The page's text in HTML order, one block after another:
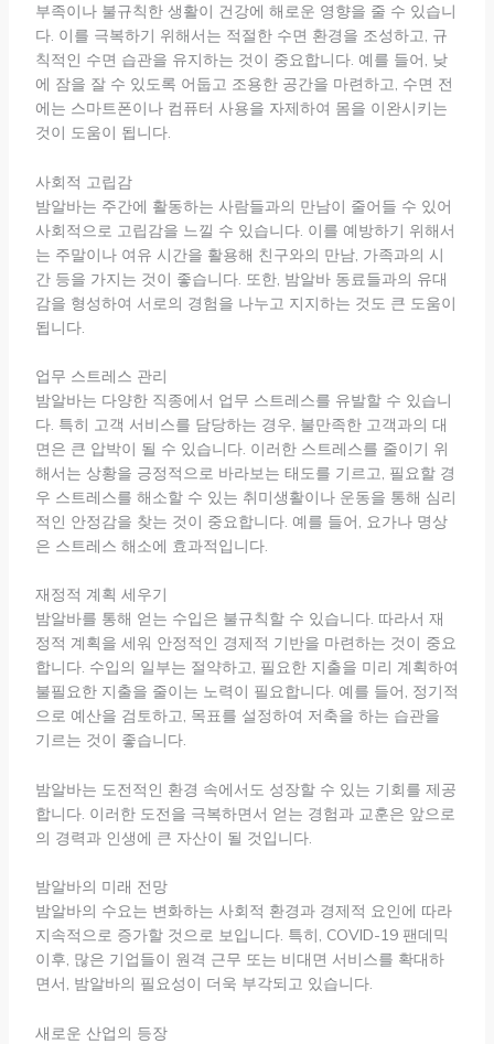
부족이나 불규칙한 생활이 건강에 해로운 영향을 줄 수 있습니
다. 이를 극복하기 위해서는 적절한 수면 환경을 조성하고, 규
칙적인 수면 습관을 유지하는 것이 중요합니다. 예를 들어, 낮
에 잠을 잘 수 있도록 어둡고 조용한 공간을 마련하고, 수면 전
에는 스마트폰이나 컴퓨터 사용을 자제하여 몸을 이완시키는
것이 도움이 됩니다.
사회적 고립감
밤알바는 주간에 활동하는 사람들과의 만남이 줄어들 수 있어
사회적으로 고립감을 느낄 수 있습니다. 이를 예방하기 위해서
는 주말이나 여유 시간을 활용해 친구와의 만남, 가족과의 시
간 등을 가지는 것이 좋습니다. 또한, 밤알바 동료들과의 유대
감을 형성하여 서로의 경험을 나누고 지지하는 것도 큰 도움이
됩니다.
업무 스트레스 관리
밤알바는 다양한 직종에서 업무 스트레스를 유발할 수 있습니
다. 특히 고객 서비스를 담당하는 경우, 불만족한 고객과의 대
면은 큰 압박이 될 수 있습니다. 이러한 스트레스를 줄이기 위
해서는 상황을 긍정적으로 바라보는 태도를 기르고, 필요할 경
우 스트레스를 해소할 수 있는 취미생활이나 운동을 통해 심리
적인 안정감을 찾는 것이 중요합니다. 예를 들어, 요가나 명상
은 스트레스 해소에 효과적입니다.
재정적 계획 세우기
밤알바를 통해 얻는 수입은 불규칙할 수 있습니다. 따라서 재
정적 계획을 세워 안정적인 경제적 기반을 마련하는 것이 중요
합니다. 수입의 일부는 절약하고, 필요한 지출을 미리 계획하여
불필요한 지출을 줄이는 노력이 필요합니다. 예를 들어, 정기적
으로 예산을 검토하고, 목표를 설정하여 저축을 하는 습관을
기르는 것이 좋습니다.
밤알바는 도전적인 환경 속에서도 성장할 수 있는 기회를 제공
합니다. 이러한 도전을 극복하면서 얻는 경험과 교훈은 앞으로
의 경력과 인생에 큰 자산이 될 것입니다.
밤알바의 미래 전망
밤알바의 수요는 변화하는 사회적 환경과 경제적 요인에 따라
지속적으로 증가할 것으로 보입니다. 특히, COVID-19 팬데믹
이후, 많은 기업들이 원격 근무 또는 비대면 서비스를 확대하
면서, 밤알바의 필요성이 더욱 부각되고 있습니다.
새로운 산업의 등장